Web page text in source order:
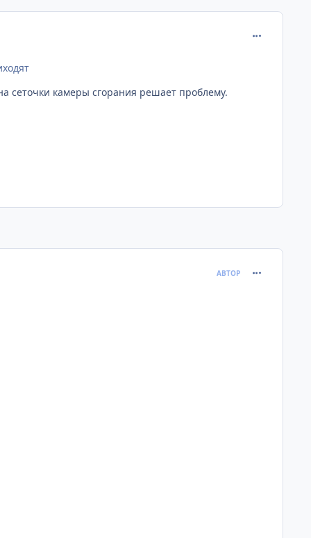
сеточки камеры сгорания решает проблему.
АВТОР